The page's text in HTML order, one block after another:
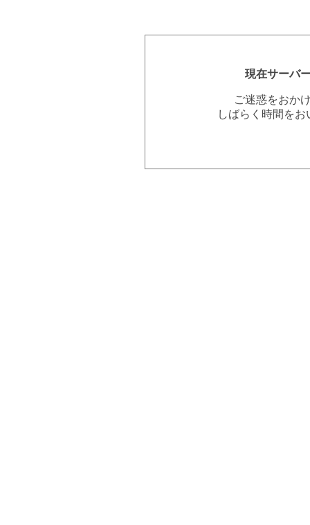
現在サーバ
ご迷惑をおか
しばらく時間を